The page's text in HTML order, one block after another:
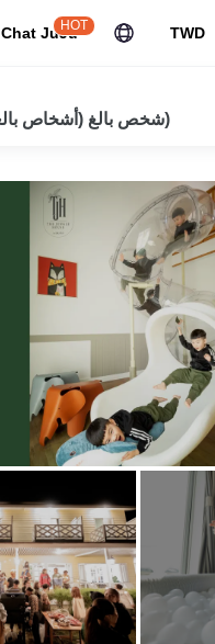
Chat JuJu
HOT TWD
2شخص بالغ (أشخاص بالغون) 0 أطفال)